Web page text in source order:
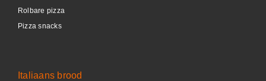
Rolbare pizza
Pizza snacks
Italiaans brood